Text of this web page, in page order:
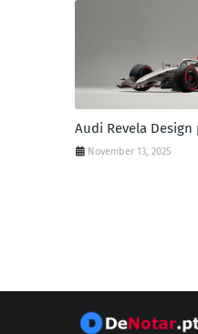
Audi Revela Design
November 13, 2025